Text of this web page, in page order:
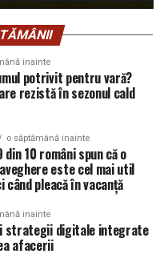
inainte
potrivit pentru vară?
rezistă în sezonul cald
o săptămână inainte
din 10 români spun că o
este cel mai util
pleacă în vacanță
inainte
strategii digitale integrate
afacerii